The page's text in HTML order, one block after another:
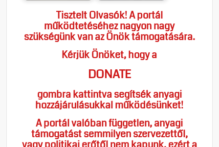
Tisztelt Olvasók! A portál
működtetéséhez nagyon nagy
szükségünk van az Önök támogatására.
Kérjük Önöket, hogy a
DONATE
gombra kattintva segítsék anyagi
hozzájárulásukkal működésünket!
A portál valóban független, anyagi
támogatást semmilyen szervezettől,